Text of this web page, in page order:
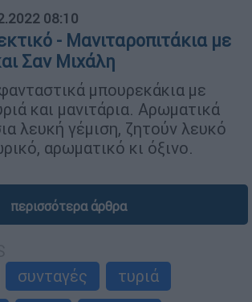
08:10
- Μανιταροπιτάκια με
Σαν Μιχάλη
μπουρεκάκια με
και μανιτάρια. Αρωματικά
λευκή γέμιση, ζητούν λευκό
αρωματικό κι όξινο.
περισσότερα άρθρα
συνταγές
τυριά